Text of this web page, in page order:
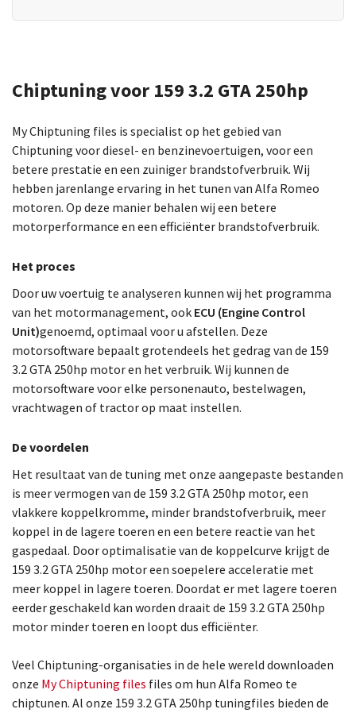
Chiptuning voor 159 3.2 GTA 250hp
My Chiptuning files is specialist op het gebied van
Chiptuning voor diesel- en benzinevoertuigen, voor een
betere prestatie en een zuiniger brandstofverbruik. Wij
hebben jarenlange ervaring in het tunen van Alfa Romeo
motoren. Op deze manier behalen wij een betere
motorperformance en een efficiënter brandstofverbruik.
Het proces
Door uw voertuig te analyseren kunnen wij het programma
van het motormanagement, ook ECU (Engine Control
Unit)genoemd, optimaal voor u afstellen. Deze
motorsoftware bepaalt grotendeels het gedrag van de 159
3.2 GTA 250hp motor en het verbruik. Wij kunnen de
motorsoftware voor elke personenauto, bestelwagen,
vrachtwagen of tractor op maat instellen.
De voordelen
Het resultaat van de tuning met onze aangepaste bestanden
is meer vermogen van de 159 3.2 GTA 250hp motor, een
vlakkere koppelkromme, minder brandstofverbruik, meer
koppel in de lagere toeren en een betere reactie van het
gaspedaal. Door optimalisatie van de koppelcurve krijgt de
159 3.2 GTA 250hp motor een soepelere acceleratie met
meer koppel in lagere toeren. Doordat er met lagere toeren
eerder geschakeld kan worden draait de 159 3.2 GTA 250hp
motor minder toeren en loopt dus efficiënter.
Veel Chiptuning-organisaties in de hele wereld downloaden
onze My Chiptuning files files om hun Alfa Romeo te
chiptunen. Al onze 159 3.2 GTA 250hp tuningfiles bieden de